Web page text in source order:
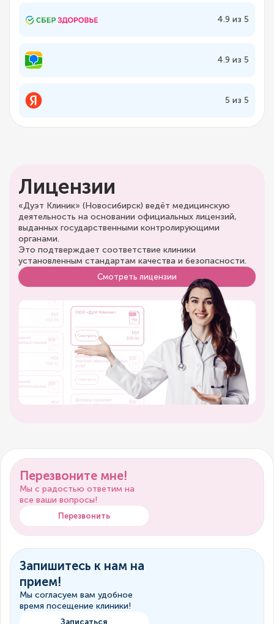
4.9 из 5
4.9 из 5
5 из 5
Лицензии
«Дуэт Клиник» (Новосибирск) ведёт медицинскую
деятельность на основании официальных лицензий,
выданных государственными контролирующими
органами.
Это подтверждает соответствие клиники
установленным стандартам качества и безопасности.
Смотреть лицензии
Перезвоните мне!
Мы с радостью ответим на
все ваши вопросы!
Перезвонить
Запишитесь к нам на
прием!
Мы согласуем вам удобное
время посещение клиники!
Записаться